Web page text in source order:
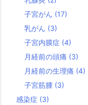
子宮がん (17)
乳がん (3)
子宮内膜症 (4)
月経前の頭痛 (3)
月経前の生理痛 (4)
子宮筋腫 (3)
感染症 (3)